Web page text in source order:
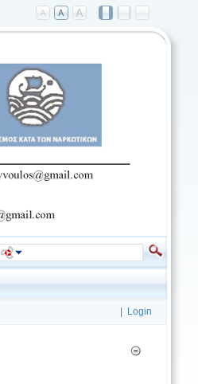
Login